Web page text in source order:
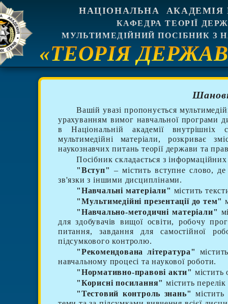
Вашій увазі пропонується
урахуванням вимог навчальної програми
в Національній академії внутрішніх
мультимедійні матеріали, розкриває
наукознавчих питань теорії держави та
Посібник складається з
"Вступ" – містить вступне слово, де
зв'язки з іншими дисциплінами.
"Навчальні матеріали" містить
"Мультимедійні презентації до тем"
"Навчально-методичні матеріали"
для здобувачів вищої освіти, робочу
питання, завдання для самостійної
підсумкового контролю.
"Рекомендована література"
навчальному процесі та наукової роботи.
"Нормативно-правові акти" містить
"Корисні посилання" містить
"Тестовий контроль знань"